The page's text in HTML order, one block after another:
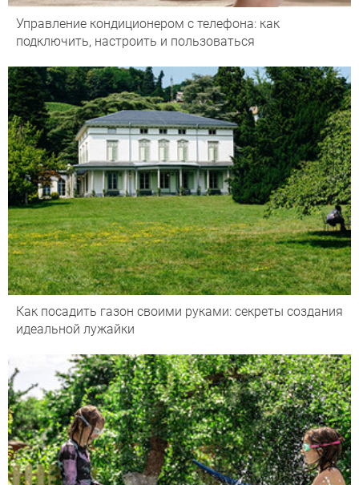
Управление кондиционером с телефона: как
подключить, настроить и пользоваться
Как посадить газон своими руками: секреты создания
идеальной лужайки